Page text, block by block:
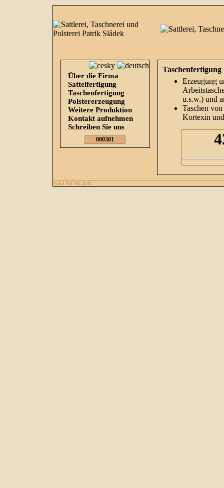
Über die Firma
Sattelfertigung
Taschenfertigung
Polstererzeugung
Weitere Produktion
Kontakt aufnehmen
Schreiben Sie uns
000301
Taschenfertigung
Erzeugung
u.s.w.) und
Taschen
Kortexin
Valid HTML 4.01